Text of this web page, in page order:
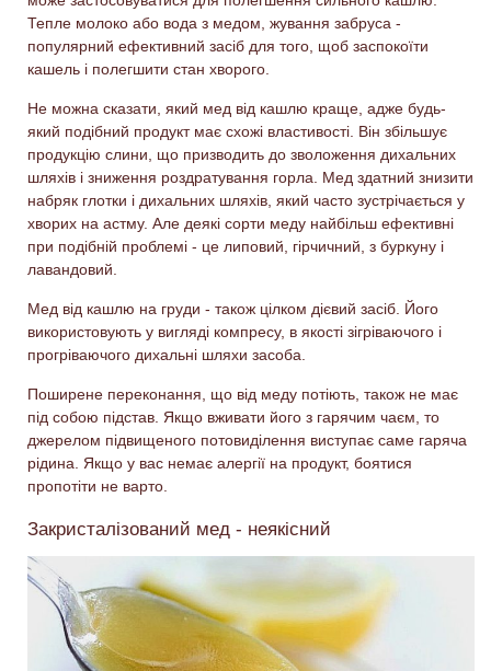
Тепле молоко або вода з медом, жування забруса -
популярний ефективний засіб для того, щоб заспокоїти
кашель і полегшити стан хворого.
Не можна сказати, який мед від кашлю краще, адже будь-
який подібний продукт має схожі властивості. Він збільшує
продукцію слини, що призводить до зволоження дихальних
шляхів і зниження роздратування горла. Мед здатний знизити
набряк глотки і дихальних шляхів, який часто зустрічається у
хворих на астму. Але деякі сорти меду найбільш ефективні
при подібній проблемі - це липовий, гірчичний, з буркуну і
лавандовий.
Мед від кашлю на груди - також цілком дієвий засіб. Його
використовують у вигляді компресу, в якості зігріваючого і
прогріваючого дихальні шляхи засоба.
Поширене переконання, що від меду потіють, також не має
під собою підстав. Якщо вживати його з гарячим чаєм, то
джерелом підвищеного потовиділення виступає саме гаряча
рідина. Якщо у вас немає алергії на продукт, боятися
пропотіти не варто.
Закристалізований мед - неякісний